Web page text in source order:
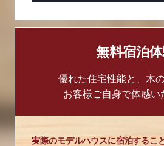
無料宿泊
優れた住宅性能と、木
お客様ご自身で体感い
実際のモデルハウスに宿泊するこ